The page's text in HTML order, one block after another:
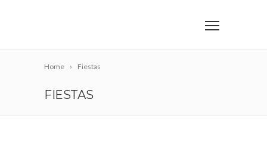
Home Fiestas
FIESTAS